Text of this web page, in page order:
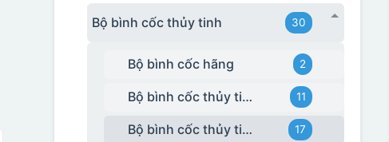
Bộ bình cốc thủy tinh 30
Bộ bình cốc hãng 2
Bộ bình cốc thủy tinh - bộ ghép 11
Bộ bình cốc thủy tinh TQ 17